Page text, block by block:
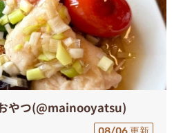
やつ(@mainooyatsu)